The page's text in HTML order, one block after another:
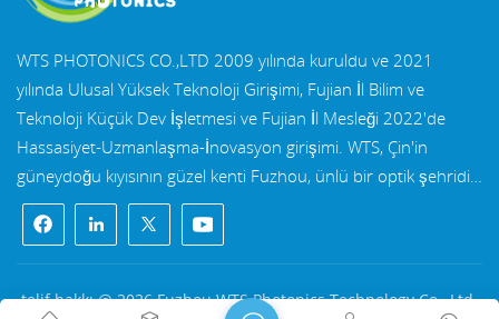
WTS PHOTONICS CO.,LTD 2009 yılında kuruldu ve 2021
yılında Ulusal Yüksek Teknoloji Girişimi, Fujian İl Bilim ve
Teknoloji Küçük Dev İşletmesi ve Fujian İl Mesleği 2022'de
Hassasiyet-Uzmanlaşma-İnovasyon girişimi. WTS, Çin'in
güneydoğu kıyısının güzel kenti Fuzhou, ünlü bir optik şehridir.
WTS, 11.000 metrekarelik standart fabrika binalarına sahip
bir gruptur yetenekli teknik kadro ve eksiksiz bir optik işleme
sistemi, kaplama sistemi, montaj sistemi ve kalite kontrol
sistemi. WTS sağlar Ar-Ge, tasarım ve üretim için tek elden
telif hakkı @ 2026 Fuzhou WTS Photonics Technology Co., Ltd.